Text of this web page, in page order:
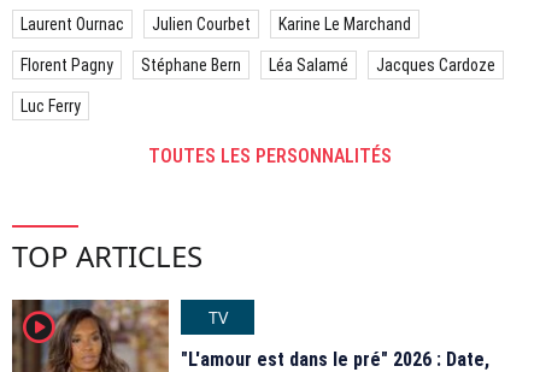
Laurent Ournac Julien Courbet Karine Le Marchand
Florent Pagny Stéphane Bern Léa Salamé Jacques Cardoze
Luc Ferry
TOUTES LES PERSONNALITÉS
TOP ARTICLES
player2
TV
"L'amour est dans le pré" 2026 : Date,